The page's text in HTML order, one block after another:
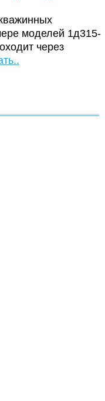
моделей 1д315-
через